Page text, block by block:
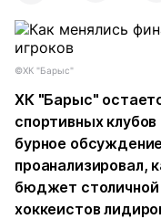
©ХК "Барыс"
ХК "Барыс"
спортивных
бурное
проанализировал,
бюджет
хоккеистов